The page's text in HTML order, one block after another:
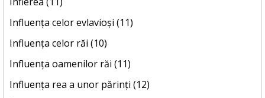
Influența celor evlavioși (11)
Influența celor răi (10)
Influența oamenilor răi (11)
Influența rea a unor părinți (12)